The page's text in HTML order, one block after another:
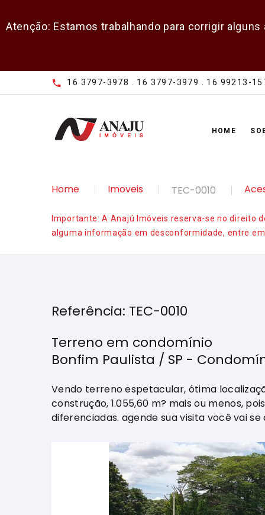
Atenção: Estamos trabalhando para corrigir
16 3797-3978 . 16 3797-3979 . 16 99213-
HOME
Home Imoveis TEC-0010
Importante: A Anajú Imóveis reserva-se no direito
alguma informação em desconformidade, entre
Referência: TEC-0010
Terreno em condomínio
Bonfim Paulista / SP -
Vendo terreno espetacular, ótima
construção, 1.055,60 m? mais ou menos,
diferenciadas. agende sua visita você vai se